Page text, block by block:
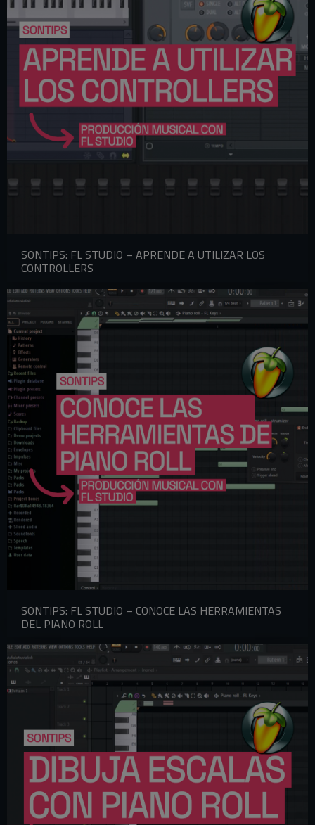
SONTIPS: FL STUDIO – APRENDE A UTILIZAR LOS
CONTROLLERS
SONTIPS: FL STUDIO – CONOCE LAS HERRAMIENTAS
DEL PIANO ROLL